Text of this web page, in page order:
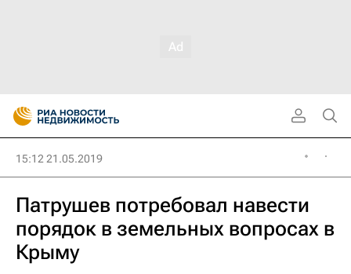
15:12 21.05.2019
Патрушев потребовал навести
порядок в земельных вопросах в
Крыму